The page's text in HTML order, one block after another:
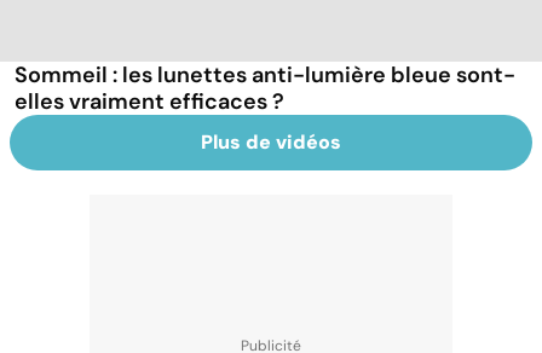
Sommeil : les lunettes anti-lumière bleue sont-
elles vraiment efficaces ?
Plus de vidéos